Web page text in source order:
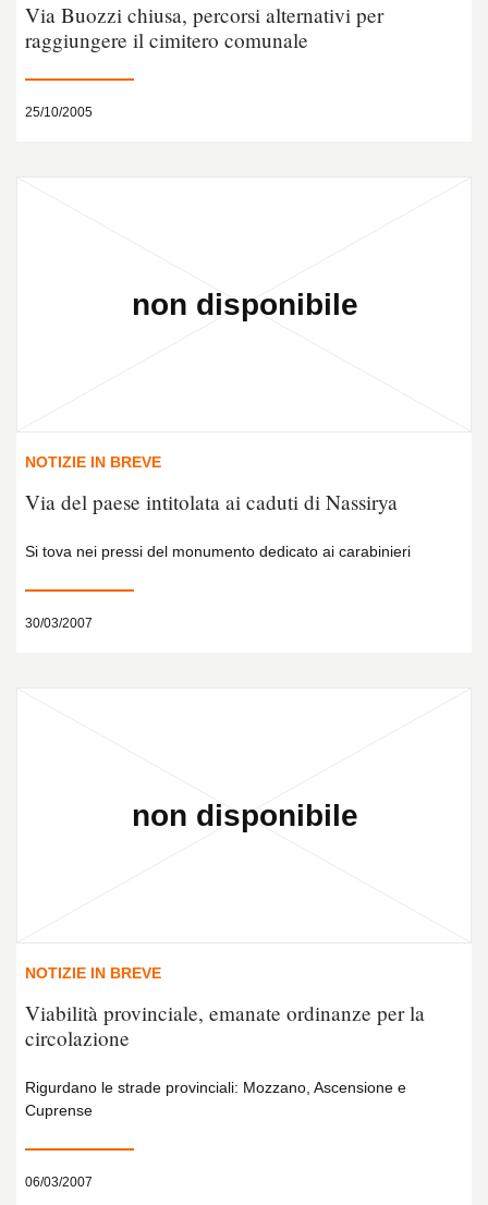
Via Buozzi chiusa, percorsi alternativi per
raggiungere il cimitero comunale
25/10/2005
NOTIZIE IN BREVE
Via del paese intitolata ai caduti di Nassirya
Si tova nei pressi del monumento dedicato ai carabinieri
30/03/2007
NOTIZIE IN BREVE
Viabilità provinciale, emanate ordinanze per la
circolazione
Rigurdano le strade provinciali: Mozzano, Ascensione e
Cuprense
06/03/2007